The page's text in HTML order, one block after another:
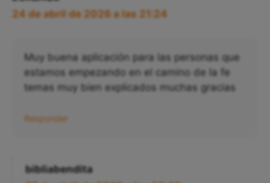
24 de abril de 2026 a las 21:24
Muy buena aplicación para las personas que
estamos empezando en el camino de la fe
temas muy bien explicados muchas gracias
Responder
bibliabendita